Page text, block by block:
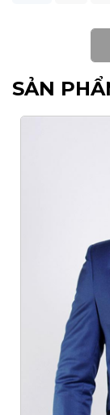
HIỆU
-
-
11:00 -
SẢN